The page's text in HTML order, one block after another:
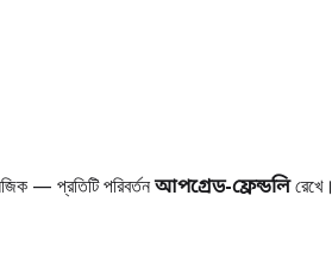
— প্রতিটি পরিবর্তনআপগ্রেড-ফ্রেন্ডলিরেখে।